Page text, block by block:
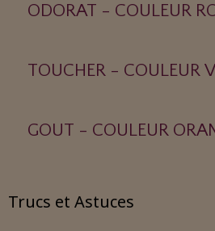
ODORAT - COULEUR
TOUCHER - COULEUR
GOUT - COULEUR
Trucs et Astuces